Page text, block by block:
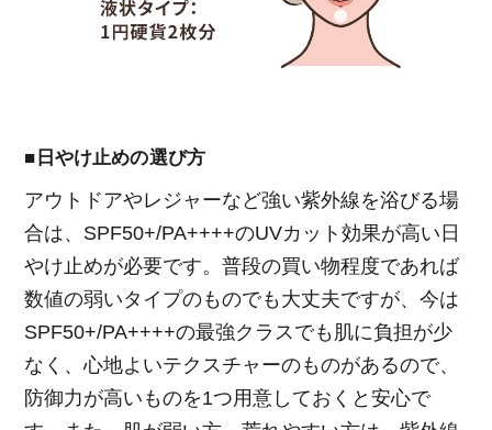
■日やけ止めの選び方
アウトドアやレジャーなど強い紫外線を浴びる場
合は、SPF50+/PA++++のUVカット効果が高い日
やけ止めが必要です。普段の買い物程度であれば
数値の弱いタイプのものでも大丈夫ですが、今は
SPF50+/PA++++の最強クラスでも肌に負担が少
なく、心地よいテクスチャーのものがあるので、
防御力が高いものを1つ用意しておくと安心で